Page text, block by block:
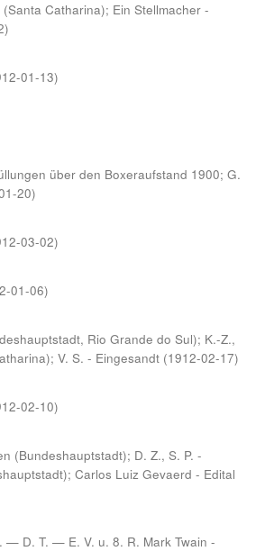
Catharina); Ein Stellmacher -
)
01-13)
über den Boxeraufstand 1900; G.
20)
03-02)
01-06)
Rio Grande do Sul); K.-Z.,
; V. S. - Eingesandt (1912-02-17)
02-10)
(Bundeshauptstadt); D. Z., S. P. -
; Carlos Luiz Gevaerd - Edital
D. T. — E. V. u. 8. R. Mark Twain -